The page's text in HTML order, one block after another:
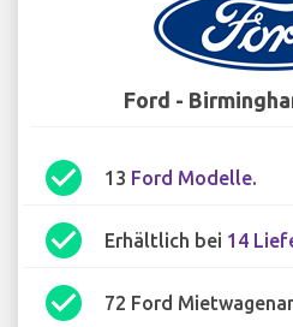
Ford -
check_circle 13 Ford Modelle.
check_circle Erhältlich bei 14
check_circle 72 Ford